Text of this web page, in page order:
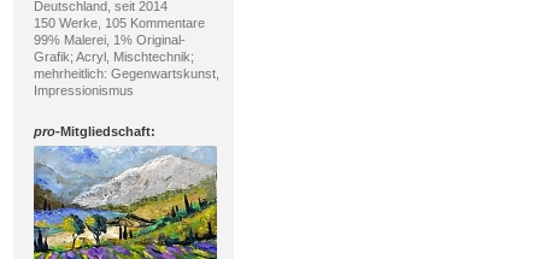
Deutschland, seit 2014
150 Werke, 105 Kommentare
99% Malerei, 1% Original-
Grafik; Acryl, Mischtechnik;
mehrheitlich: Gegenwartskunst,
Impressionismus
pro-Mitgliedschaft: